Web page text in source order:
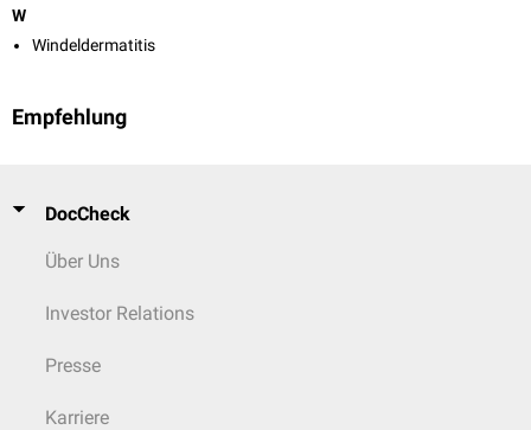
W
Windeldermatitis
Empfehlung
DocCheck
Über Uns
Investor Relations
Presse
Karriere